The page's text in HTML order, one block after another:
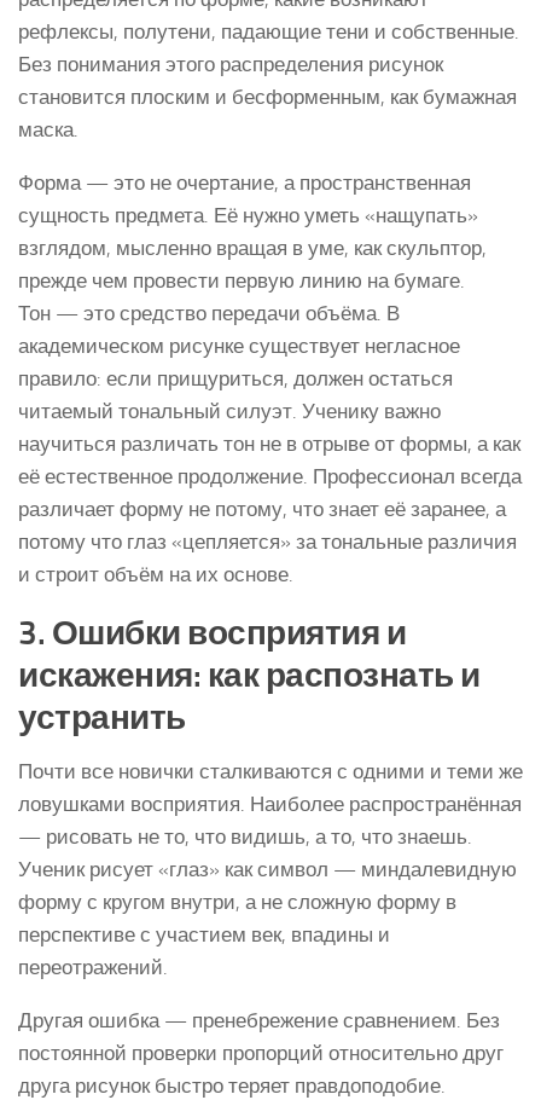
рефлексы, полутени, падающие тени и собственные.
Без понимания этого распределения рисунок
становится плоским и бесформенным, как бумажная
маска.
Форма — это не очертание, а пространственная
сущность предмета. Её нужно уметь «нащупать»
взглядом, мысленно вращая в уме, как скульптор,
прежде чем провести первую линию на бумаге.
Тон — это средство передачи объёма. В
академическом рисунке существует негласное
правило: если прищуриться, должен остаться
читаемый тональный силуэт. Ученику важно
научиться различать тон не в отрыве от формы, а как
её естественное продолжение. Профессионал всегда
различает форму не потому, что знает её заранее, а
потому что глаз «цепляется» за тональные различия
и строит объём на их основе.
3. Ошибки восприятия и
искажения: как распознать и
устранить
Почти все новички сталкиваются с одними и теми же
ловушками восприятия. Наиболее распространённая
— рисовать не то, что видишь, а то, что знаешь.
Ученик рисует «глаз» как символ — миндалевидную
форму с кругом внутри, а не сложную форму в
перспективе с участием век, впадины и
переотражений.
Другая ошибка — пренебрежение сравнением. Без
постоянной проверки пропорций относительно друг
друга рисунок быстро теряет правдоподобие.